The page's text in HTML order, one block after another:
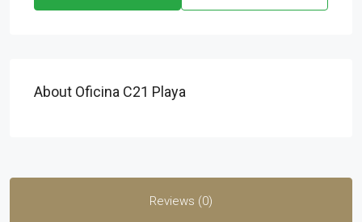
About Oficina C21 Playa
Reviews (0)